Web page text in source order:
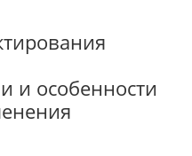
и особенности